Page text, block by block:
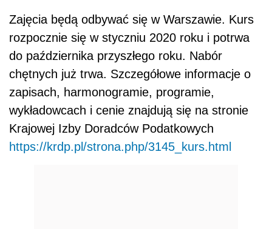
Zajęcia będą odbywać się w Warszawie. Kurs
rozpocznie się w styczniu 2020 roku i potrwa
do października przyszłego roku. Nabór
chętnych już trwa. Szczegółowe informacje o
zapisach, harmonogramie, programie,
wykładowcach i cenie znajdują się na stronie
Krajowej Izby Doradców Podatkowych
https://krdp.pl/strona.php/3145_kurs.html